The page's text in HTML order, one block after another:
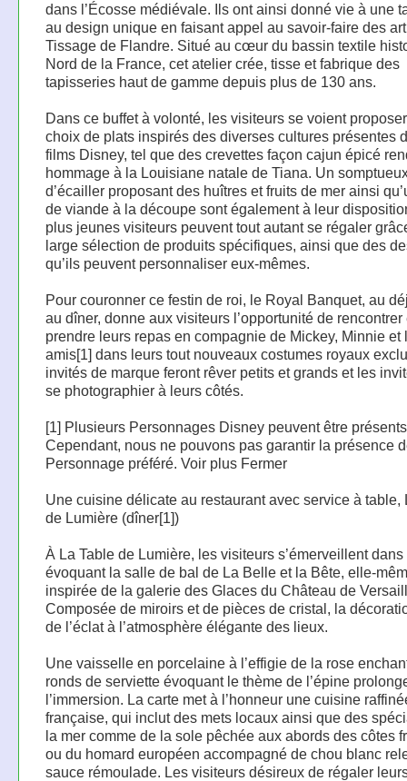
dans l’Écosse médiévale. Ils ont ainsi donné vie à une
au design unique en faisant appel au savoir-faire des
Tissage de Flandre. Situé au cœur du bassin textile
Nord de la France, cet atelier crée, tisse et fabrique des
tapisseries haut de gamme depuis plus de 130 ans.
Dans ce buffet à volonté, les visiteurs se voient
choix de plats inspirés des diverses cultures présentes
films Disney, tel que des crevettes façon cajun épicé
hommage à la Louisiane natale de Tiana. Un
d’écailler proposant des huîtres et fruits de mer ainsi
de viande à la découpe sont également à leur
plus jeunes visiteurs peuvent tout autant se régaler
large sélection de produits spécifiques, ainsi que des
qu’ils peuvent personnaliser eux-mêmes.
Pour couronner ce festin de roi, le Royal Banquet, au
au dîner, donne aux visiteurs l’opportunité de rencontrer
prendre leurs repas en compagnie de Mickey, Minnie et
amis[1] dans leurs tout nouveaux costumes royaux
invités de marque feront rêver petits et grands et les
se photographier à leurs côtés.
[1] Plusieurs Personnages Disney peuvent être
Cependant, nous ne pouvons pas garantir la présence
Personnage préféré. Voir plus Fermer
Une cuisine délicate au restaurant avec service à table,
de Lumière (dîner[1])
À La Table de Lumière, les visiteurs s’émerveillent
évoquant la salle de bal de La Belle et la Bête, elle-
inspirée de la galerie des Glaces du Château de
Composée de miroirs et de pièces de cristal, la
de l’éclat à l’atmosphère élégante des lieux.
Une vaisselle en porcelaine à l’effigie de la rose
ronds de serviette évoquant le thème de l’épine
l’immersion. La carte met à l’honneur une cuisine
française, qui inclut des mets locaux ainsi que des
la mer comme de la sole pêchée aux abords des côtes
ou du homard européen accompagné de chou blanc
sauce rémoulade. Les visiteurs désireux de régaler